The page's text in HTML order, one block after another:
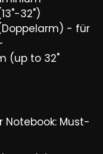
32")
- für
(up to 32"
Notebook: Must-